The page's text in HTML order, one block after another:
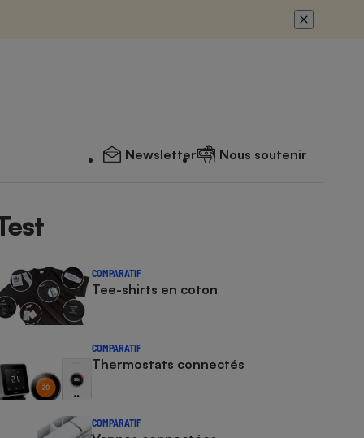
Newsletter Nous soutenir
COMPARATIF
Tee-shirts en coton
COMPARATIF
Thermostats connectés
COMPARATIF